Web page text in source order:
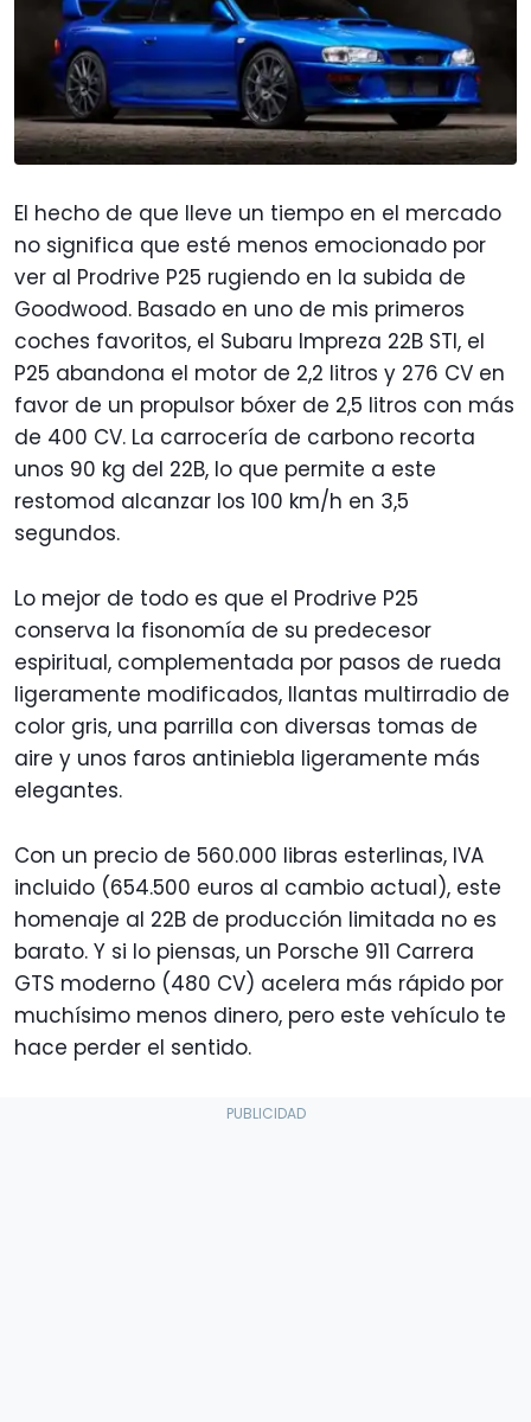
El hecho de que lleve un tiempo en el mercado
no significa que esté menos emocionado por
ver al Prodrive P25 rugiendo en la subida de
Goodwood. Basado en uno de mis primeros
coches favoritos, el Subaru Impreza 22B STI, el
P25 abandona el motor de 2,2 litros y 276 CV en
favor de un propulsor bóxer de 2,5 litros con más
de 400 CV. La carrocería de carbono recorta
unos 90 kg del 22B, lo que permite a este
restomod alcanzar los 100 km/h en 3,5
segundos.
Lo mejor de todo es que el Prodrive P25
conserva la fisonomía de su predecesor
espiritual, complementada por pasos de rueda
ligeramente modificados, llantas multirradio de
color gris, una parrilla con diversas tomas de
aire y unos faros antiniebla ligeramente más
elegantes.
Con un precio de 560.000 libras esterlinas, IVA
incluido (654.500 euros al cambio actual), este
homenaje al 22B de producción limitada no es
barato. Y si lo piensas, un Porsche 911 Carrera
GTS moderno (480 CV) acelera más rápido por
muchísimo menos dinero, pero este vehículo te
hace perder el sentido.